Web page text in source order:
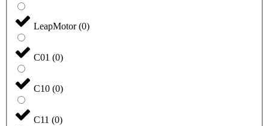
LeapMotor (0)
C01 (0)
C10 (0)
C11 (0)